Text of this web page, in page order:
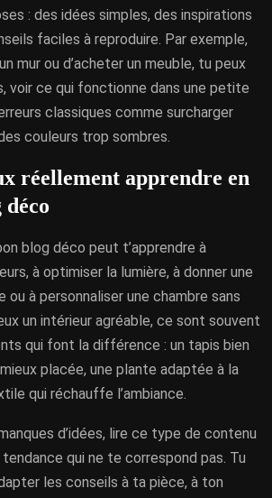
: des idées simples, des inspirations
faciles à reproduire. Par exemple,
mur ou d’acheter un meuble, tu peux
voir ce qui fonctionne dans une petite
classiques comme surcharger
couleurs trop sombres.
réellement apprendre en
blog déco peut t’apprendre à
à optimiser la lumière, à donner une
ou à personnaliser une chambre sans
un intérieur agréable, ce sont souvent
qui font la différence : un tapis bien
placée, une plante adaptée à la
qui réchauffe l’ambiance.
d’idées, lire ce type de contenu
qui ne te correspond pas. Tu
les conseils à ta pièce, à ton